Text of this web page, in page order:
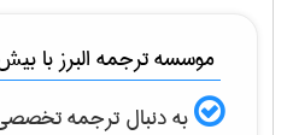
موسسه ترجمه البرز با
به دنبال ترجمه